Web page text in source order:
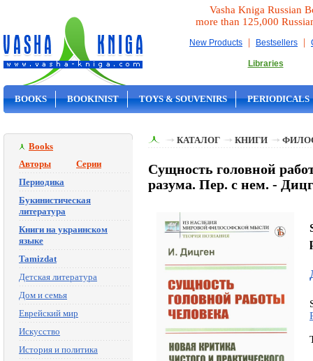
Vasha Kniga Russian
more than 125,000
New Products | Bestsellers |
Libraries
BOOKS BOOKINIST TOYS & SOUVENIRS PERIODICALS
Books
Авторы
Серии
Периодика
Букинистическая
литература
Книги на украинском
языке
Tamizdat
Детская литература
Дом и семья
Еврейский мир
Искусство
История и политика
КАТАЛОГ КНИГИ
Сущность головной
разума. Пер. с нем. -